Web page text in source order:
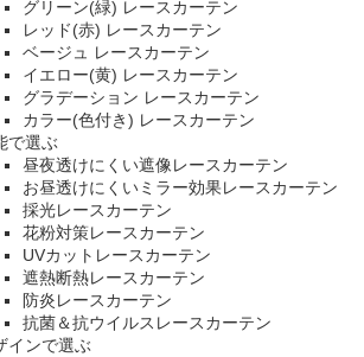
グリーン(緑) レースカーテン
レッド(赤) レースカーテン
ベージュ レースカーテン
イエロー(黄) レースカーテン
グラデーション レースカーテン
カラー(色付き) レースカーテン
で選ぶ
昼夜透けにくい遮像レースカーテン
お昼透けにくいミラー効果レースカーテン
採光レースカーテン
花粉対策レースカーテン
UVカットレースカーテン
遮熱断熱レースカーテン
防炎レースカーテン
抗菌＆抗ウイルスレースカーテン
インで選ぶ